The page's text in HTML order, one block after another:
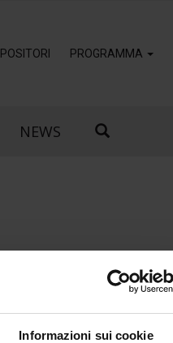
Informazioni sui cookie
PROGRAMMA
NEWS